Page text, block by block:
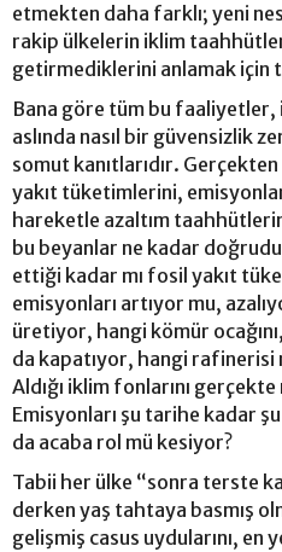
etmekten daha farklı; yeni
rakip ülkelerin iklim
getirmediklerini anlamak için
Bana göre tüm bu
aslında nasıl bir güvensizlik
somut kanıtlarıdır.
yakıt tüketimlerini,
hareketle azaltım
bu beyanlar ne kadar
ettiği kadar mı fosil yakıt
emisyonları artıyor mu,
üretiyor, hangi kömür
da kapatıyor, hangi
Aldığı iklim fonlarını
Emisyonları şu tarihe kadar
da acaba rol mü kesiyor?
Tabii her ülke “sonra terste
derken yaş tahtaya basmış
gelişmiş casus uydularını, en